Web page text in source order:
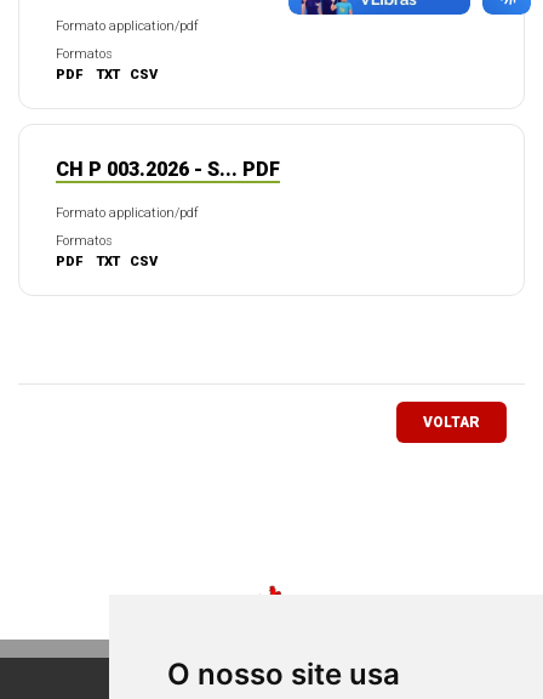
O nosso site usa
Formato application/pdf
Formatos
PDF
TXT CSV
CH P 003.2026 - S... PDF
Formato application/pdf
Formatos
PDF
TXT CSV
VOLTAR